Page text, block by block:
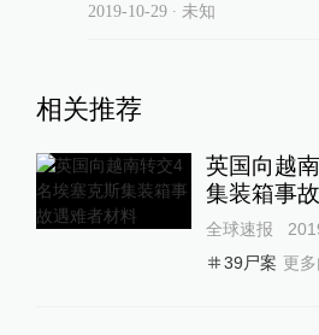
2019-10-29∙ 未知
相关推荐
英国向越
集装箱事
全球速报
39尸案 更